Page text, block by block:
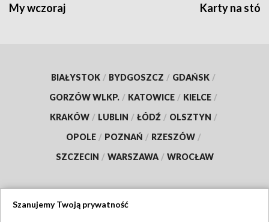
My wczoraj Karty na
BIAŁYSTOK / BYDGOSZCZ / GDAŃSK /
GORZÓW WLKP. / KATOWICE / KIELCE /
KRAKÓW / LUBLIN / ŁÓDŹ / OLSZTYN /
OPOLE / POZNAŃ / RZESZÓW /
SZCZECIN / WARSZAWA / WROCŁAW
Szanujemy Twoją prywatność